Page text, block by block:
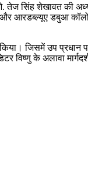
सिंह शेखावत की
डबुआ
जिसमें उप
विष्णु के अलावा